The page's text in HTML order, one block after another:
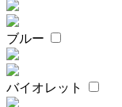
ブルー
バイオレット